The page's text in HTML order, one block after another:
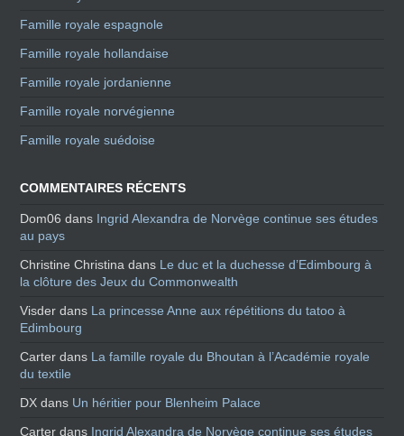
Famille royale espagnole
Famille royale hollandaise
Famille royale jordanienne
Famille royale norvégienne
Famille royale suédoise
COMMENTAIRES RÉCENTS
Dom06 dans Ingrid Alexandra de Norvège continue ses études
au pays
Christine Christina dans Le duc et la duchesse d’Edimbourg à
la clôture des Jeux du Commonwealth
Visder dans La princesse Anne aux répétitions du tatoo à
Edimbourg
Carter dans La famille royale du Bhoutan à l’Académie royale
du textile
DX dans Un héritier pour Blenheim Palace
Carter dans Ingrid Alexandra de Norvège continue ses études